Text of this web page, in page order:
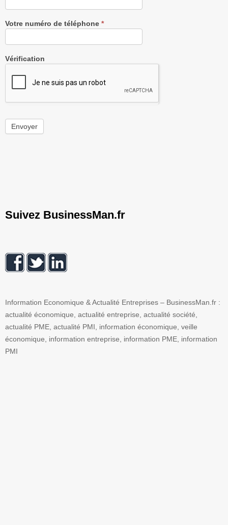
Votre numéro de téléphone *
Vérification
Envoyer
Suivez BusinessMan.fr
Information Economique & Actualité Entreprises – BusinessMan.fr :
actualité économique, actualité entreprise, actualité société,
actualité PME, actualité PMI, information économique, veille
économique, information entreprise, information PME, information
PMI